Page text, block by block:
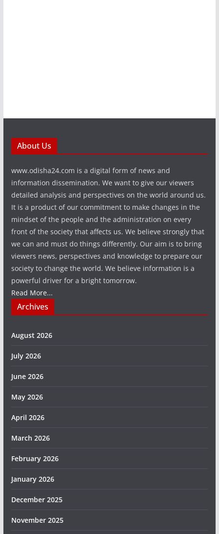
About Us
www.odisha24.com is a digital form of news and
information dissemination. We want to give our viewers
detailed analysis and perspectives on the world around us.
It is a product of our commitment to make changes in the
mindset of the people and the administration on every
front of the society that affects us. We believe strongly that
we can and must do things differently. Our aim is to bring
viewers news, perspectives and knowledge to prepare our
society to change the world. We believe information is a
powerful driver for a bright tomorrow.
Read More...
Archives
August 2026
July 2026
June 2026
May 2026
April 2026
March 2026
February 2026
January 2026
December 2025
November 2025